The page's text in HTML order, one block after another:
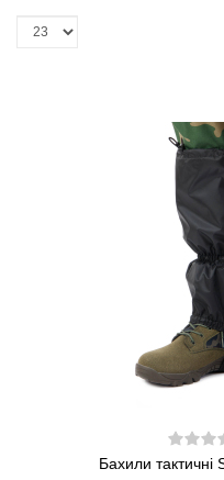
Бахили